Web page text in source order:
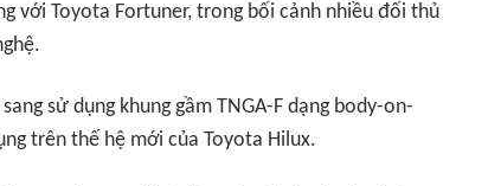
với Toyota Fortuner, trong bối cảnh nhiều đối thủ
sử dụng khung gầm TNGA-F dạng body-on-
trên thế hệ mới của Toyota Hilux.